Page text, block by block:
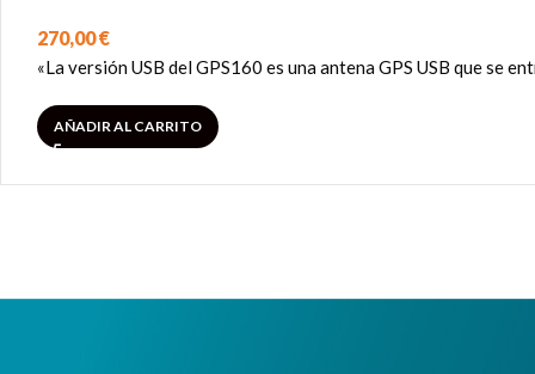
270,00€
«La versión USB del GPS160 es una antena GPS USB que se
AÑADIR AL CARRITO